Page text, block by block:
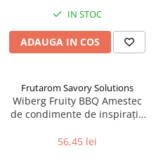
IN STOC
ADAUGA IN COS
Frutarom Savory Solutions
Wiberg Fruity BBQ Amestec
de condimente de inspirație
56,45 lei